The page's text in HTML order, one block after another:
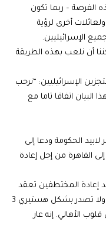
الفرصة – ربما تكون
أخرى لرؤية
الإسرائيليين.
أن نلعب بهذه الطريقة
الإسرائيليين: “نرحب
اتفاقا تاما مع
لابيد الحكومة ودعا إلى
القاهرة من إجل إعادة
إعادة المختطفين تعقد
الآن نقاشا عاجلا وترسل الفرق إلى القاهرة، ولا تصدر بشكل هستيري 3
الأهالي. إنه عار